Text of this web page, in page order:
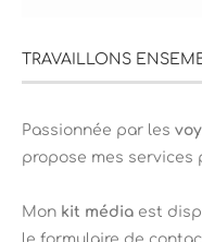
TRAVAILLONS
Passionnée par les
propose mes services
Mon kit média est